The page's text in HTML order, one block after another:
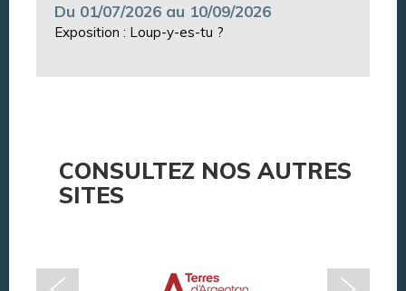
Du 01/07/2026 au 10/09/2026
Exposition : Loup-y-es-tu ?
CONSULTEZ NOS AUTRES
SITES